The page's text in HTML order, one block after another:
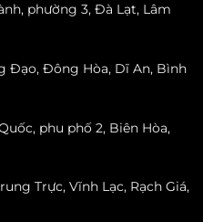
phường 3, Đà Lạt, Lâm
Đạo, Đông Hòa, Dĩ An, Bình
phu phố 2, Biên Hòa,
Trực, Vĩnh Lạc, Rạch Giá,